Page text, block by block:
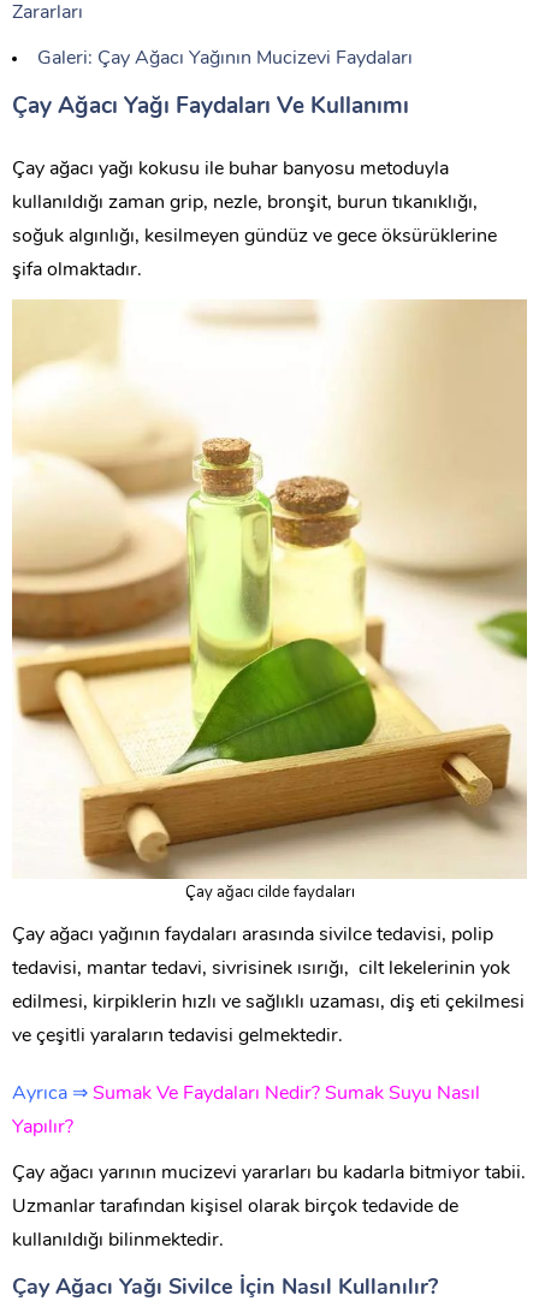
Zararları
Galeri: Çay Ağacı Yağının Mucizevi Faydaları
Çay Ağacı Yağı Faydaları Ve Kullanımı
Çay ağacı yağı kokusu ile buhar banyosu metoduyla
kullanıldığı zaman grip, nezle, bronşit, burun tıkanıklığı,
soğuk algınlığı, kesilmeyen gündüz ve gece öksürüklerine
şifa olmaktadır.
Çay ağacı cilde faydaları
Çay ağacı yağının faydaları arasında sivilce tedavisi, polip
tedavisi, mantar tedavi, sivrisinek ısırığı, cilt lekelerinin yok
edilmesi, kirpiklerin hızlı ve sağlıklı uzaması, diş eti çekilmesi
ve çeşitli yaraların tedavisi gelmektedir.
Ayrıca ⇒ Sumak Ve Faydaları Nedir? Sumak Suyu Nasıl
Yapılır?
Çay ağacı yarının mucizevi yararları bu kadarla bitmiyor tabii.
Uzmanlar tarafından kişisel olarak birçok tedavide de
kullanıldığı bilinmektedir.
Çay Ağacı Yağı Sivilce İçin Nasıl Kullanılır?